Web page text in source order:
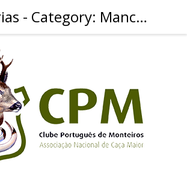
Montarias - Category: Mancha Valverde 2024